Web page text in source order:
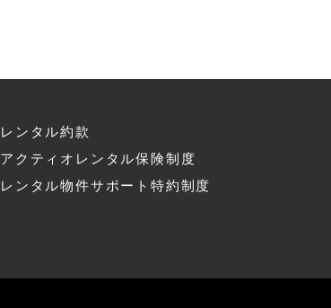
レンタル約款
アクティオレンタル保険制度
レンタル物件サポート特約制度